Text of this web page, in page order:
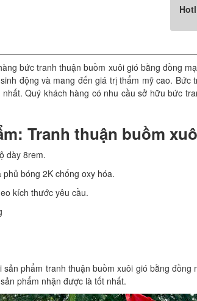
bức tranh thuận buồm xuôi gió bằng đồng
động và mang đến giá trị thẩm mỹ cao.
Quý khách hàng có nhu cầu sở hữu bức
Tranh thuận buồm
dày 8rem.
bóng 2K chống oxy hóa.
kích thước yêu cầu.
phẩm tranh thuận buồm xuôi gió bằng
phẩm nhận được là tốt nhất.